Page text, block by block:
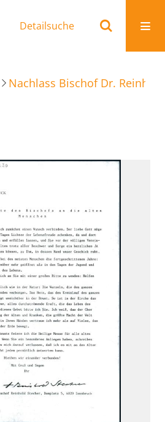
Detailsuche
Nachlass Bischof Dr.